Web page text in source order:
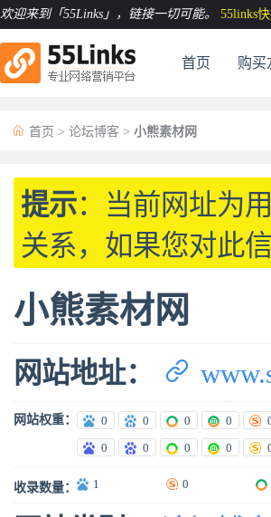
欢迎来到「55Links」 ，链接一切可能。 55links
首页 购买
 首页 > 论坛博客 > 小熊素材网
提示：当前网址为
关系，如果您对此
小熊素材网
网站地址： 
网站权重： 0 0 0 0
0
0 0 0
收录数量： 1 0